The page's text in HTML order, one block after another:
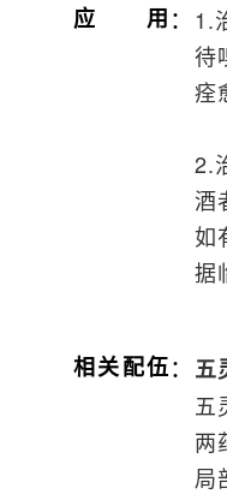
应用： 1.
待
痊
2.
酒
如
据
相关配伍： 五
五
两
局